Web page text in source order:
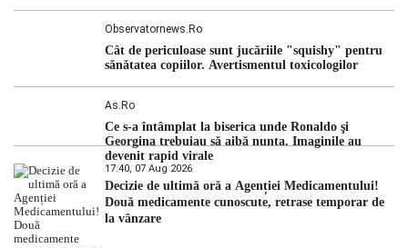
Observatornews.ro
Cât de periculoase sunt jucăriile "squishy" pentru
sănătatea copiilor. Avertismentul toxicologilor
As.ro
Ce s-a întâmplat la biserica unde Ronaldo şi
Georgina trebuiau să aibă nunta. Imaginile au
devenit rapid virale
17:40, 07 Aug 2026
Decizie de ultimă oră a Agenției Medicamentului!
Două medicamente cunoscute, retrase temporar de
la vânzare